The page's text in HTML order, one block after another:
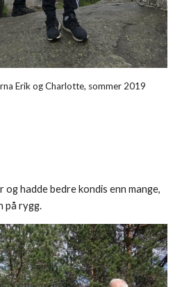
Erik og Charlotte, sommer 2019
hadde bedre kondis enn mange,
på rygg.